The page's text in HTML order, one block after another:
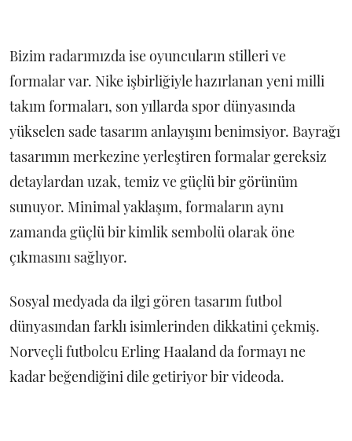
Bizim radarımızda ise oyuncuların stilleri ve
formalar var. Nike işbirliğiyle hazırlanan yeni milli
takım formaları, son yıllarda spor dünyasında
yükselen sade tasarım anlayışını benimsiyor. Bayrağı
tasarımın merkezine yerleştiren formalar gereksiz
detaylardan uzak, temiz ve güçlü bir görünüm
sunuyor. Minimal yaklaşım, formaların aynı
zamanda güçlü bir kimlik sembolü olarak öne
çıkmasını sağlıyor.
Sosyal medyada da ilgi gören tasarım futbol
dünyasından farklı isimlerinden dikkatini çekmiş.
Norveçli futbolcu Erling Haaland da formayı ne
kadar beğendiğini dile getiriyor bir videoda.